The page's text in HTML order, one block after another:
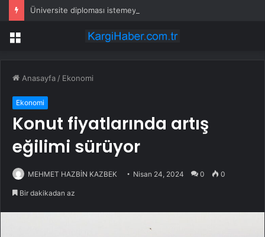
Menü
Anasayfa / Ekonomi
Ekonomi
Konut fiyatlarında artış
eğilimi sürüyor
MEHMET HAZBİN KAZBEK Nisan 24, 2024 0 0
Bir dakikadan az